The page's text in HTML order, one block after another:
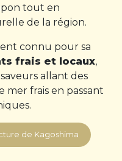
tout en
de la région.
connu pour sa
frais et locaux,
allant des
mer frais en passant
de Kagoshima